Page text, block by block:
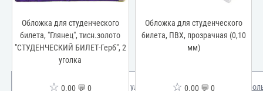
Обложка для студенческого
билета, "Глянец", тисн.золото
"СТУДЕНЧЕСКИЙ БИЛЕТ-Герб", 2
уголка
☆ 0.00 💬 0
Обложка для студенческого
билета, ПВХ, прозрачная (0,10
мм)
☆ 0.00 💬 0
Мы используем куки для улучшения вашего опыта. Узнать